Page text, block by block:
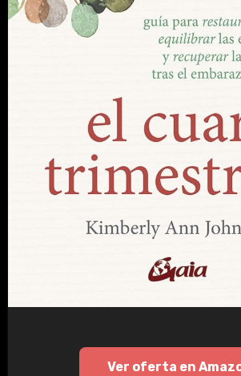
Ver oferta en